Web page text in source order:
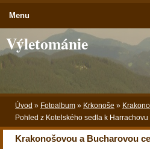
Výletománie
Úvod » Fotoalbum » Krkonoše »
Pohled z Kotelského sedla k Harrachovu
Krakonošovou a Bucharovou
Menu